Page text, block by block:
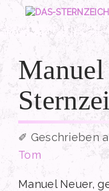
Zum
Inhalt
springen
Tom
Manuel Neuer,